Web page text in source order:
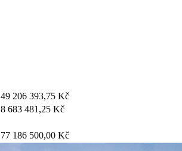
49 206 393,75 Kč
8 683 481,25 Kč
77 186 500,00 Kč